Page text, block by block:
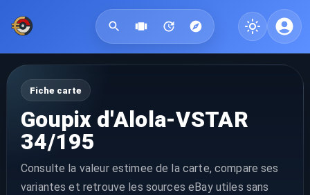
Fiche carte
Goupix d'Alola-VSTAR
34/195
Consulte la valeur estimee de la carte, compare ses
variantes et retrouve les sources eBay utiles sans